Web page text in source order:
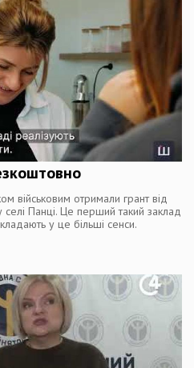
військовим отримали грант від
Панці. Це перший такий заклад
у це більші сенси.